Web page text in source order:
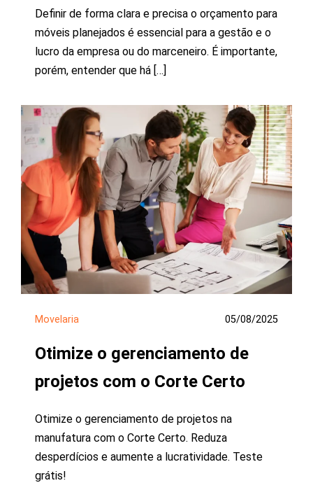
Definir de forma clara e precisa o orçamento para
móveis planejados é essencial para a gestão e o
lucro da empresa ou do marceneiro. É importante,
porém, entender que há […]
Movelaria 05/08/2025
Otimize o gerenciamento de
projetos com o Corte Certo
Otimize o gerenciamento de projetos na
manufatura com o Corte Certo. Reduza
desperdícios e aumente a lucratividade. Teste
grátis!